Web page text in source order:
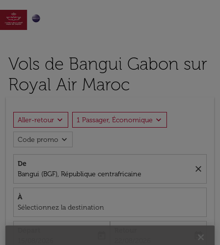

Vols de Bangui Gabon sur
Royal Air Maroc
Aller-retour expand_more 1 Passager, Économique expand_more
Code promo expand_more
De
Bangui (BGF), République centrafricaine
close
À
Sélectionnez la destination
fc-booking-return-date-aria-label
today